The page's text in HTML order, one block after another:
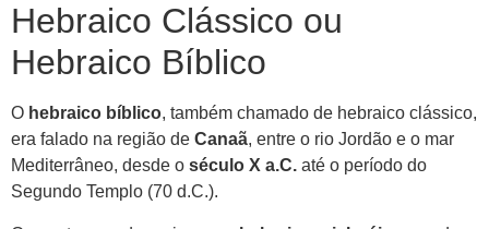
Hebraico Clássico ou
Hebraico Bíblico
O hebraico bíblico, também chamado de hebraico clássico,
era falado na região de Canaã, entre o rio Jordão e o mar
Mediterrâneo, desde o século X a.C. até o período do
Segundo Templo (70 d.C.).